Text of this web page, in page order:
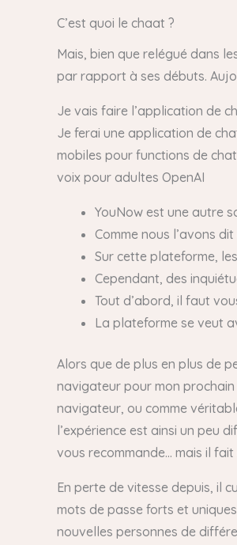
C’est quoi le chaat ?
Mais, bien que relégué dans
par rapport à ses débuts.
Je vais faire l’application de
Je ferai une application de
mobiles pour functions de
voix pour adultes OpenAI
YouNow est une autre
Comme nous l’avons
Sur cette plateforme,
Cependant, des
Tout d’abord, il faut
La plateforme se veut
Alors que de plus en plus de
navigateur pour mon
navigateur, ou comme
l’expérience est ainsi un peu
vous recommande… mais il fait
En perte de vitesse depuis, il
mots de passe forts et
nouvelles personnes de